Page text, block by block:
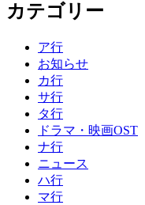
カテゴリー
ア行
お知らせ
カ行
サ行
タ行
ドラマ・映画OST
ナ行
ニュース
ハ行
マ行